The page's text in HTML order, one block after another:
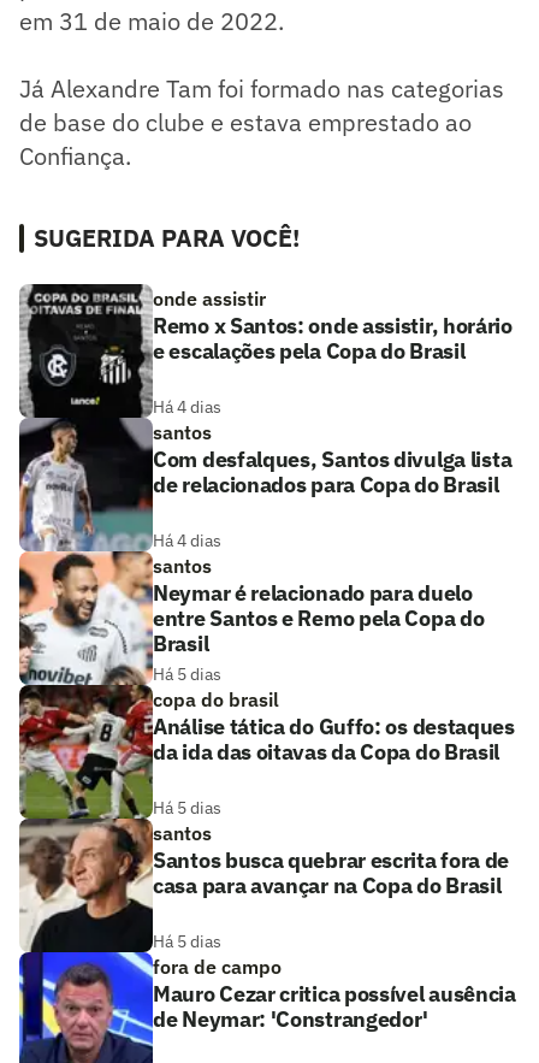
em 31 de maio de 2022.
Já Alexandre Tam foi formado nas categorias
de base do clube e estava emprestado ao
Confiança.
SUGERIDA PARA VOCÊ!
onde assistir
Remo x Santos: onde assistir, horário
e escalações pela Copa do Brasil
Há 4 dias
santos
Com desfalques, Santos divulga lista
de relacionados para Copa do Brasil
Há 4 dias
santos
Neymar é relacionado para duelo
entre Santos e Remo pela Copa do
Brasil
Há 5 dias
copa do brasil
Análise tática do Guffo: os destaques
da ida das oitavas da Copa do Brasil
Há 5 dias
santos
Santos busca quebrar escrita fora de
casa para avançar na Copa do Brasil
Há 5 dias
fora de campo
Mauro Cezar critica possível ausência
de Neymar: 'Constrangedor'